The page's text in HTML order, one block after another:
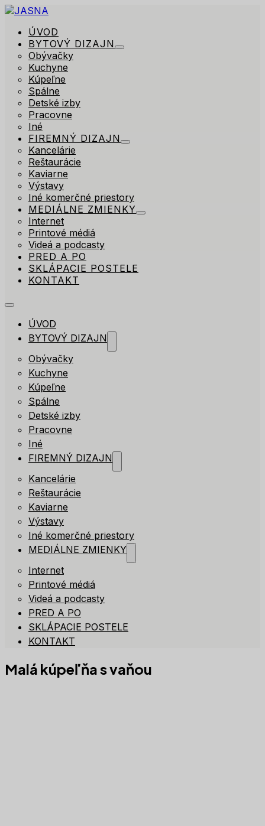
ÚVOD
BYTOVÝ DIZAJN
Obývačky
Kuchyne
Kúpeľne
Spálne
Detské izby
Pracovne
Iné
FIREMNÝ DIZAJN
Kancelárie
Reštaurácie
Kaviarne
Výstavy
Iné komerčné priestory
MEDIÁLNE ZMIENKY
Internet
Printové médiá
Videá a podcasty
PRED A PO
SKLÁPACIE POSTELE
KONTAKT
ÚVOD
BYTOVÝ DIZAJN
Obývačky
Kuchyne
Kúpeľne
Spálne
Detské izby
Pracovne
Iné
FIREMNÝ DIZAJN
Kancelárie
Reštaurácie
Kaviarne
Výstavy
Iné komerčné priestory
MEDIÁLNE ZMIENKY
Internet
Printové médiá
Videá a podcasty
PRED A PO
SKLÁPACIE POSTELE
KONTAKT
Malá kúpeľňa s vaňou